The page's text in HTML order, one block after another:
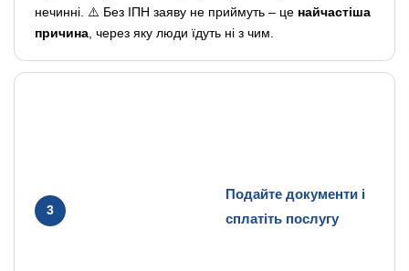
нечинні. ⚠️ Без ІПН заяву не приймуть – це найчастіша
причина , через яку люди їдуть ні з чим.
3
Подайте документи і
сплатіть послугу